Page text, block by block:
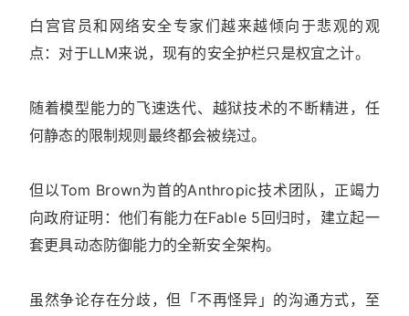
白宫官员和网络安全专家们越来越倾向于悲观的观
点：对于LLM来说，现有的安全护栏只是权宜之计。
随着模型能力的飞速迭代、越狱技术的不断精进，任
何静态的限制规则最终都会被绕过。
但以Tom Brown为首的Anthropic技术团队，正竭力
向政府证明：他们有能力在Fable 5回归时，建立起一
套更具动态防御能力的全新安全架构。
虽然争论存在分歧，但「不再怪异」的沟通方式，至